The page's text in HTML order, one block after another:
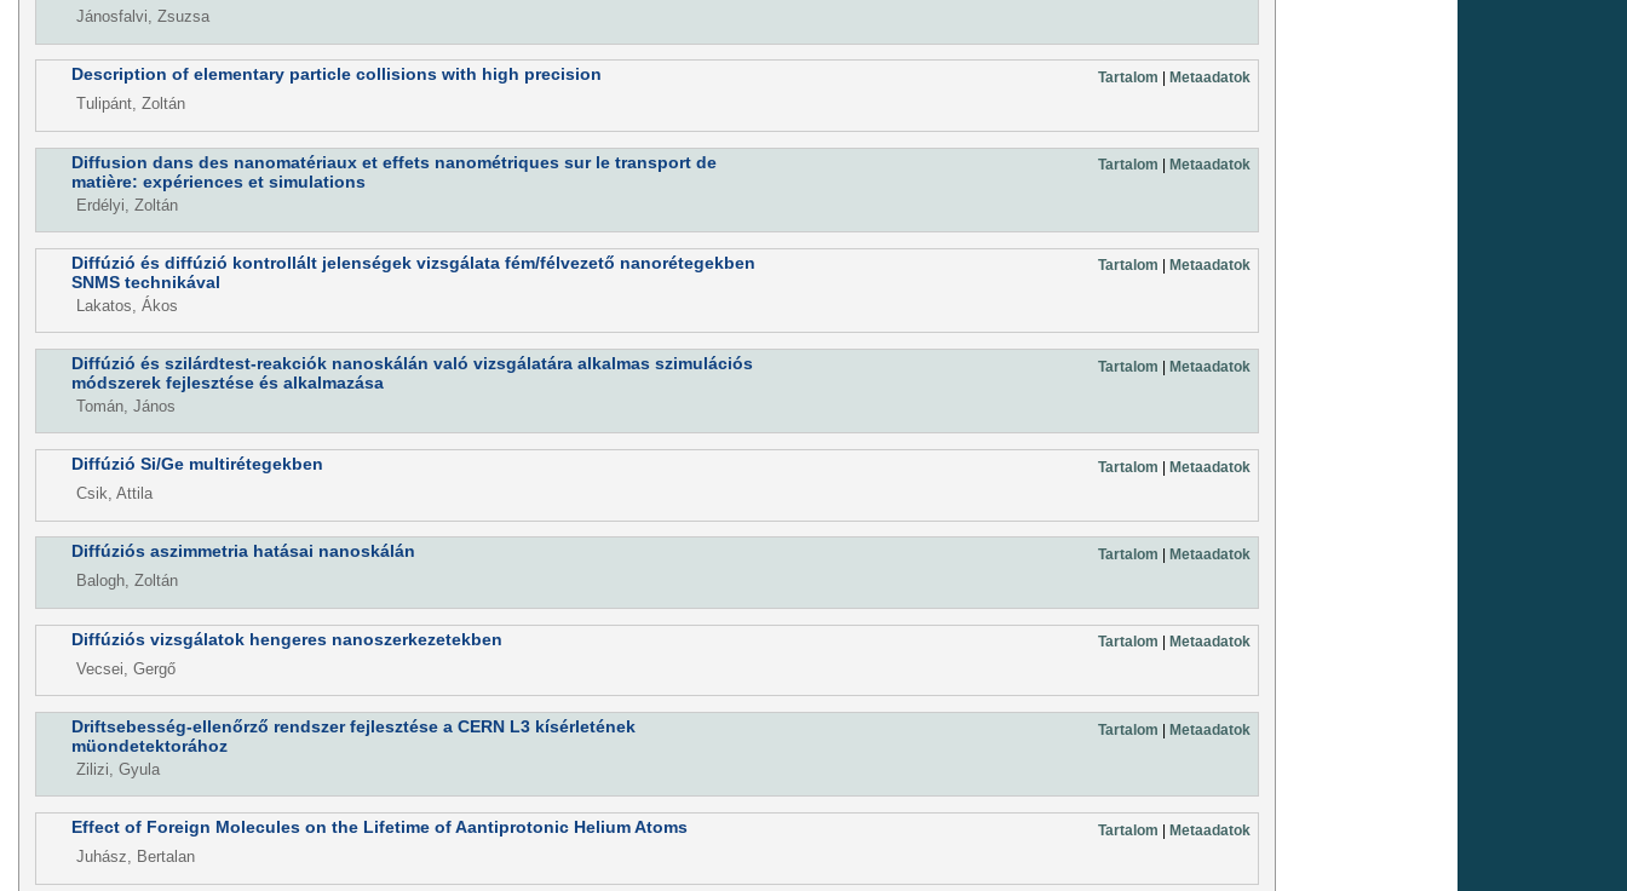
Jánosfalvi, Zsuzsa
Description of elementary particle collisions with high precision Tartalom Metaadatok
Tulipánt, Zoltán
Diffusion dans des nanomatériaux et effets nanométriques sur le transport de
matière: expériences et simulations
Tartalom Metaadatok
Erdélyi, Zoltán
Diffúzió és diffúzió kontrollált jelenségek vizsgálata fém/félvezető nanorétegekben
SNMS technikával
Tartalom Metaadatok
Lakatos, Ákos
Diffúzió és szilárdtest-reakciók nanoskálán való vizsgálatára alkalmas szimulációs
módszerek fejlesztése és alkalmazása
Tartalom | Metaadatok
Tomán, János
Diffúzió Si/Ge multirétegekben Tartalom | Metaadatok
Csik, Attila
Diffúziós aszimmetria hatásai nanoskálán Tartalom Metaadatok
Balogh, Zoltán
Diffúziós vizsgálatok hengeres nanoszerkezetekben Tartalom Metaadatok
Vecsei, Gergő
Driftsebesség-ellenőrző rendszer fejlesztése a CERN L3 kísérletének
müondetektorához
Tartalom | Metaadatok
Zilizi, Gyula
Effect of Foreign Molecules on the Lifetime of Aantiprotonic Helium Atoms Tartalom | Metaadatok
Juhász, Bertalan